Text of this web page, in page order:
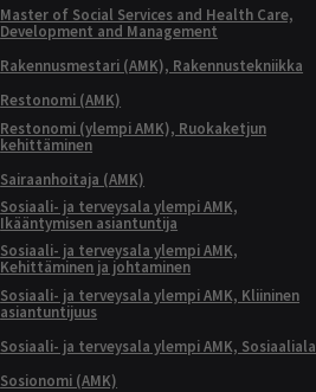
Master of Social Services and Health Care,
Development and Management
Rakennusmestari (AMK), Rakennustekniikka
Restonomi (AMK)
Restonomi (ylempi AMK), Ruokaketjun
kehittäminen
Sairaanhoitaja (AMK)
Sosiaali- ja terveysala ylempi AMK,
Ikääntymisen asiantuntija
Sosiaali- ja terveysala ylempi AMK,
Kehittäminen ja johtaminen
Sosiaali- ja terveysala ylempi AMK, Kliininen
asiantuntijuus
Sosiaali- ja terveysala ylempi AMK, Sosiaaliala
Sosionomi (AMK)